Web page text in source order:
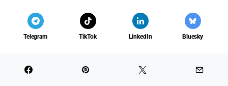
Telegram TikTok LinkedIn Bluesky